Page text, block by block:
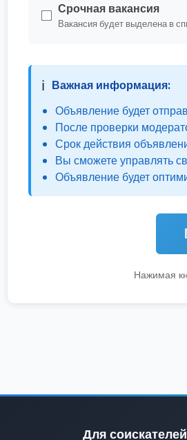
Срочная вакансия
Вакансия будет выделена в
ℹ️ Важная информация:
Объявление будет
После проверки
Срок действия
Вы сможете управлять
Объявление будет
Нажимая
Для соискателей